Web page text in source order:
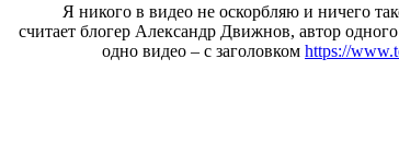
“Я никого в видео не оскорбляю и ничего
считает блогер Александр Движнов, автор
одно видео – с заголовком https://